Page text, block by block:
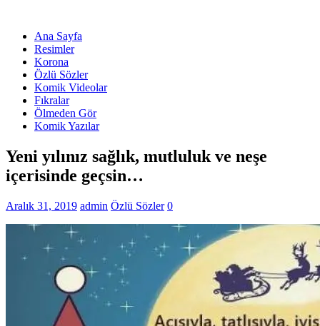
Ana Sayfa
Resimler
Korona
Özlü Sözler
Komik Videolar
Fıkralar
Ölmeden Gör
Komik Yazılar
Yeni yılınız sağlık, mutluluk ve neşe
içerisinde geçsin…
Aralık 31, 2019 admin Özlü Sözler 0